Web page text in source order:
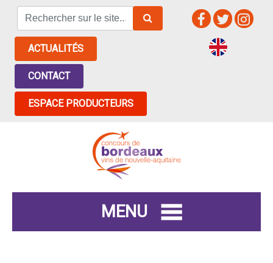
ACTUALITÉS
CONTACT
ESPACE PRODUCTEURS
MENU